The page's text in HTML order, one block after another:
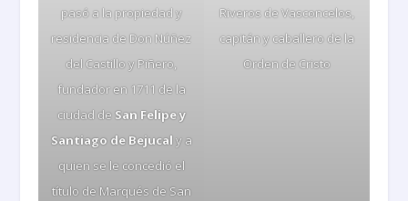
pasó a la propiedad y
residencia de Don Núñez
del Castillo y Piñero,
fundador en 1711 de la
ciudad deSan Felipe y
Santiago de Bejucaly a
quien se le concedió el
título de Marqués de San
Riveros de Vasconcelos,
capitán y caballero de la
Orden de Cristo